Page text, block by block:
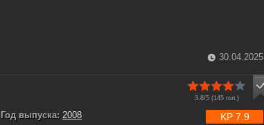
30.04.2025
3.8/5 (145гол.)
Год выпуска: 2008
KP 7.9